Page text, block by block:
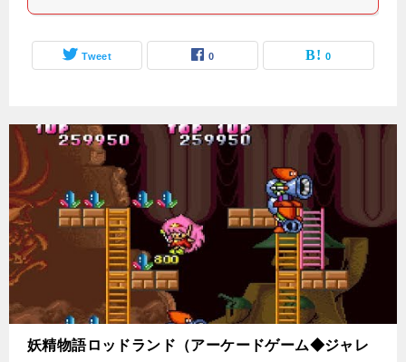
Tweet 0 0
妖精物語ロッドランド（アーケードゲーム◆ジャレ